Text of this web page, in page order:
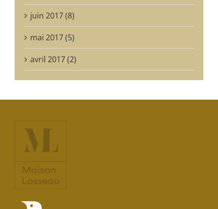
juin 2017 (8)
mai 2017 (5)
avril 2017 (2)